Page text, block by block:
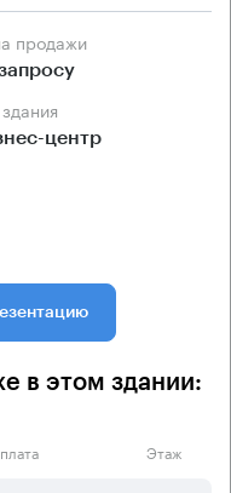
продажи
здания
центр
в этом здании:
Этаж